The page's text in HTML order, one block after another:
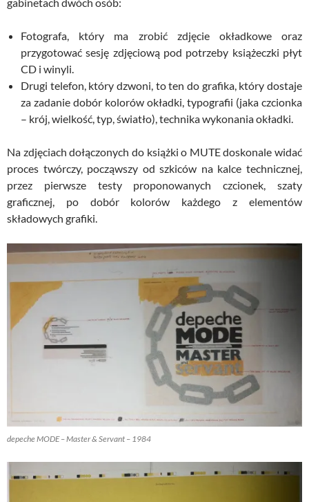
Fotografa, który ma zrobić zdjęcie okładkowe oraz
przygotować sesję zdjęciową pod potrzeby książeczki płyt
CD i winyli.
Drugi telefon, który dzwoni, to ten do grafika, który dostaje
za zadanie dobór kolorów okładki, typografii (jaka czcionka
– krój, wielkość, typ, światło), technika wykonania okładki.
Na zdjęciach dołączonych do książki o MUTE doskonale widać
proces twórczy, począwszy od szkiców na kalce technicznej,
przez pierwsze testy proponowanych czcionek, szaty
graficznej, po dobór kolorów każdego z elementów
składowych grafiki.
depeche MODE – Master & Servant – 1984